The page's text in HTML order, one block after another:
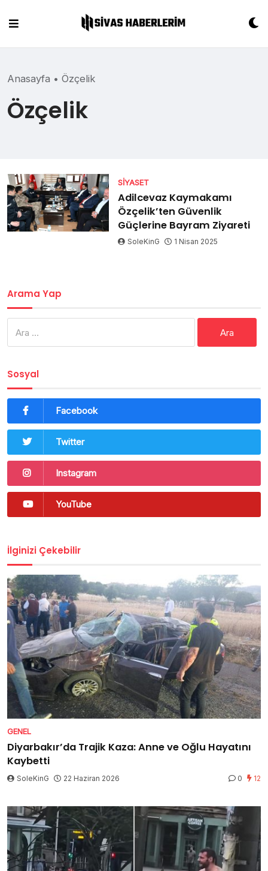
content
Anasayfa • Özçelik
Özçelik
SIYASET
Adilcevaz Kaymakamı
Özçelik’ten Güvenlik
Güçlerine Bayram Ziyareti
SoleKinG 1 Nisan 2025
Arama Yap
Sosyal
Facebook
Twitter
Instagram
YouTube
İlginizi Çekebilir
GENEL
Diyarbakır’da Trajik Kaza: Anne ve Oğlu Hayatını
Kaybetti
SoleKinG 22 Haziran 2026 0 12